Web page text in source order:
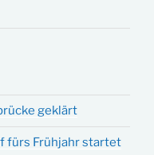
geklärt
fürs Frühjahr startet